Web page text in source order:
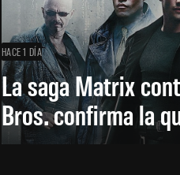
HACE 1 DÍA
La saga Matrix
Bros. confirma la